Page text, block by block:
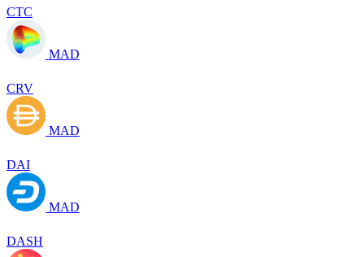
CTC
MAD
CRV
MAD
DAI
MAD
DASH